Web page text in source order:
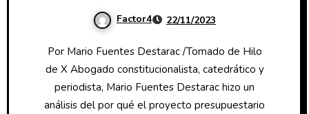
Factor4 22/11/2023
Por Mario Fuentes Destarac /Tomado de Hilo
de X Abogado constitucionalista, catedrático y
periodista, Mario Fuentes Destarac hizo un
análisis del por qué el proyecto presupuestario